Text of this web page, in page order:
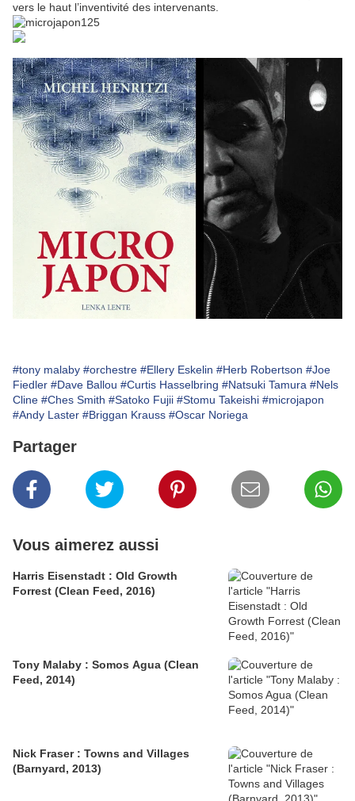
vers le haut l’inventivité des intervenants.
#tony malaby #orchestre #Ellery Eskelin #Herb Robertson #Joe
Fiedler #Dave Ballou #Curtis Hasselbring #Natsuki Tamura #Nels
Cline #Ches Smith #Satoko Fujii #Stomu Takeishi #microjapon
#Andy Laster #Briggan Krauss #Oscar Noriega
Partager
Vous aimerez aussi
Harris Eisenstadt : Old Growth
Forrest (Clean Feed, 2016)
Tony Malaby : Somos Agua (Clean
Feed, 2014)
Nick Fraser : Towns and Villages
(Barnyard, 2013)